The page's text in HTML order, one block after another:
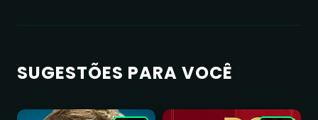
SUGESTÕES PARA VOCÊ